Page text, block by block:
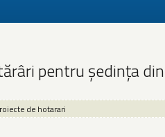
pentru ședința
de hotarari